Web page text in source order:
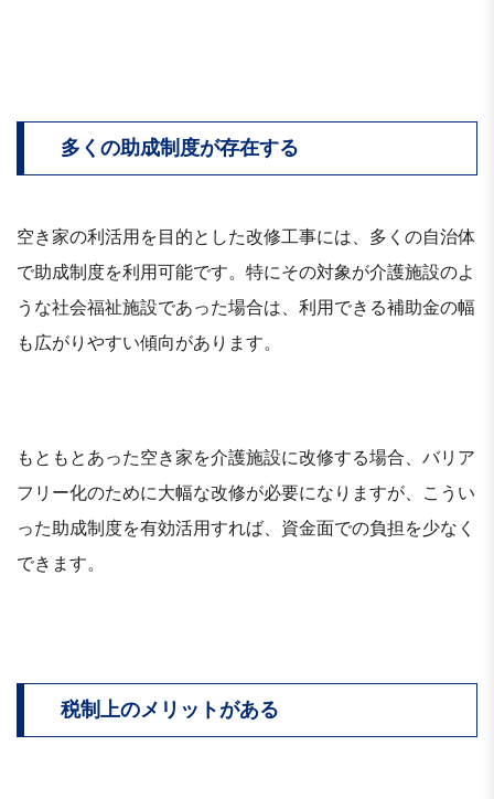
多くの助成制度が存在する
空き家の利活用を目的とした改修工事には、多くの自治体
で助成制度を利用可能です。特にその対象が介護施設のよ
うな社会福祉施設であった場合は、利用できる補助金の幅
も広がりやすい傾向があります。
もともとあった空き家を介護施設に改修する場合、バリア
フリー化のために大幅な改修が必要になりますが、こうい
った助成制度を有効活用すれば、資金面での負担を少なく
できます。
税制上のメリットがある